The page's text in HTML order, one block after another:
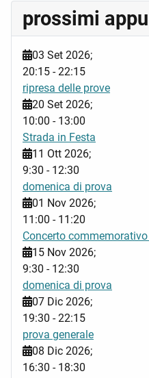
prossimi
03 Set 2026;
20:15 -22:15
ripresa delle prove
20 Set 2026;
10:00 - 13:00
Strada in Festa
11 Ott 2026;
9:30 - 12:30
domenica di prova
01 Nov 2026;
11:00 - 11:20
Concerto
15 Nov 2026;
9:30 - 12:30
domenica di prova
07 Dic 2026;
19:30 -22:15
prova generale
08 Dic 2026;
16:30 - 18:30